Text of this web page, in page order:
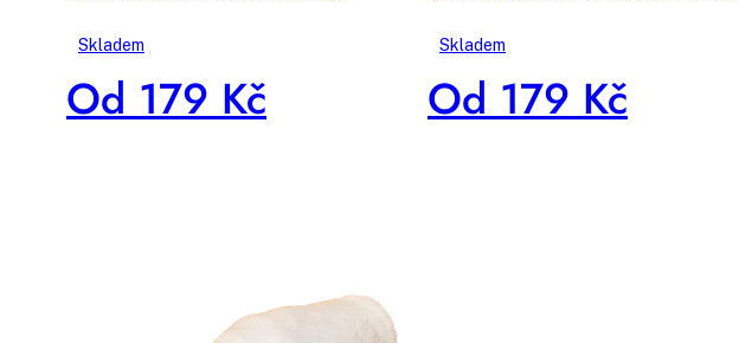
Skladem
Od 179 Kč
Skladem
Od 179 Kč